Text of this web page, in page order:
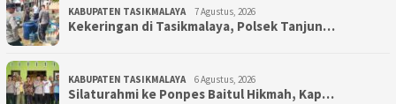
KABUPATEN TASIKMALAYA 7 Agustus, 2026
Kekeringan di Tasikmalaya, Polsek Tanjun…
KABUPATEN TASIKMALAYA 6 Agustus, 2026
Silaturahmi ke Ponpes Baitul Hikmah, Kap…